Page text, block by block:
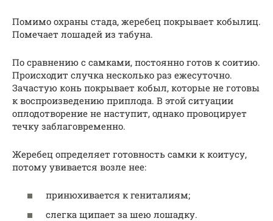
Помимо охраны стада, жеребец покрывает кобылиц.
Помечает лошадей из табуна.
По сравнению с самками, постоянно готов к соитию.
Происходит случка несколько раз ежесуточно.
Зачастую конь покрывает кобыл, которые не готовы
к воспроизведению приплода. В этой ситуации
оплодотворение не наступит, однако провоцирует
течку заблаговременно.
Жеребец определяет готовность самки к коитусу,
потому увивается возле нее:
принюхивается к гениталиям;
слегка щипает за шею лошадку.